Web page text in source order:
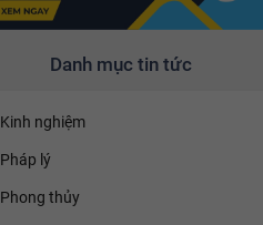
Danh mục tin tức
Kinh nghiệm
Pháp lý
Phong thủy